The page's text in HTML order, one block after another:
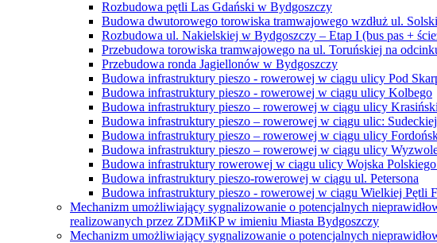
Rozbudowa pętli Las Gdański w Bydgoszczy
Budowa dwutorowego torowiska tramwajowego wzdłuż ul.
Rozbudowa ul. Nakielskiej w Bydgoszczy – Etap I (bus pas +
Przebudowa torowiska tramwajowego na ul. Toruńskiej na
Przebudowa ronda Jagiellonów w Bydgoszczy
Budowa infrastruktury pieszo - rowerowej w ciągu ulicy Pod
Budowa infrastruktury pieszo - rowerowej w ciągu ulicy Kolbego
Budowa infrastruktury pieszo – rowerowej w ciągu ulicy
Budowa infrastruktury pieszo – rowerowej w ciągu ulic:
Budowa infrastruktury pieszo – rowerowej w ciągu ulicy
Budowa infrastruktury pieszo – rowerowej w ciągu ulicy
Budowa infrastruktury rowerowej w ciągu ulicy Wojska
Budowa infrastruktury pieszo-rowerowej w ciągu ul. Petersona
Budowa infrastruktury pieszo - rowerowej w ciągu Wielkiej Pętli
Mechanizm umożliwiający sygnalizowanie o potencjalnych
realizowanych przez ZDMiKP w imieniu Miasta Bydgoszczy
Mechanizm umożliwiający sygnalizowanie o potencjalnych